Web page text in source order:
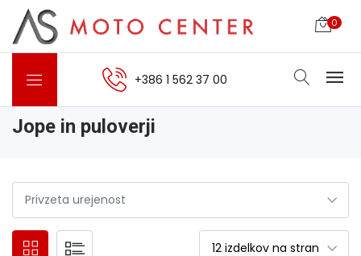
0
+386 1 562 37 00
Jope in puloverji